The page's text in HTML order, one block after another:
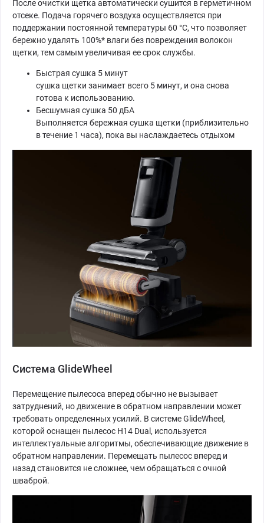
После очистки щетка автоматически сушится в герметичном
отсеке. Подача горячего воздуха осуществляется при
поддержании постоянной температуры 60 °C, что позволяет
бережно удалять 100%* влаги без повреждения волокон
щетки, тем самым увеличивая ее срок службы.
Быстрая сушка 5 минут
сушка щетки занимает всего 5 минут, и она снова
готова к использованию.
Бесшумная сушка 50 дБА
Выполняется бережная сушка щетки (приблизительно
в течение 1 часа), пока вы наслаждаетесь отдыхом
Система GlideWheel
Перемещение пылесоса вперед обычно не вызывает
затруднений, но движение в обратном направлении может
требовать определенных усилий. В системе GlideWheel,
которой оснащен пылесос H14 Dual, используется
интеллектуальные алгоритмы, обеспечивающие движение в
обратном направлении. Перемещать пылесос вперед и
назад становится не сложнее, чем обращаться с очной
шваброй.